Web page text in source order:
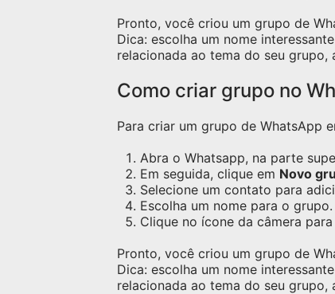
Pronto, você criou um grupo de
Dica: escolha um nome
relacionada ao tema do seu grupo,
Como criar grupo no
Para criar um grupo de WhatsApp
Abra o Whatsapp, na parte
Em seguida, clique em Novo
Selecione um contato para
Escolha um nome para o grupo.
Clique no ícone da câmera
Pronto, você criou um grupo de
Dica: escolha um nome
relacionada ao tema do seu grupo,